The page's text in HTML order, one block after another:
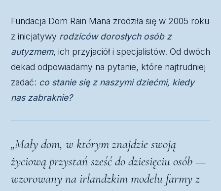
Fundacja Dom Rain Mana zrodziła się w 2005 roku
z inicjatywy rodziców dorosłych osób z
autyzmem, ich przyjaciół i specjalistów. Od dwóch
dekad odpowiadamy na pytanie, które najtrudniej
zadać: co stanie się z naszymi dziećmi, kiedy
nas zabraknie?
„Mały dom, w którym znajdzie swoją
życiową przystań sześć do dziesięciu osób —
wzorowany na irlandzkim modelu farmy z